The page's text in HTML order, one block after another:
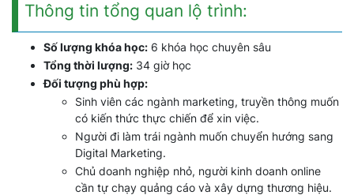
Thông tin tổng quan lộ trình:
Số lượng khóa học: 6 khóa học chuyên sâu
Tổng thời lượng: 34 giờ học
Đối tượng phù hợp:
Sinh viên các ngành marketing, truyền thông muốn
có kiến thức thực chiến để xin việc.
Người đi làm trái ngành muốn chuyển hướng sang
Digital Marketing.
Chủ doanh nghiệp nhỏ, người kinh doanh online
cần tự chạy quảng cáo và xây dựng thương hiệu.